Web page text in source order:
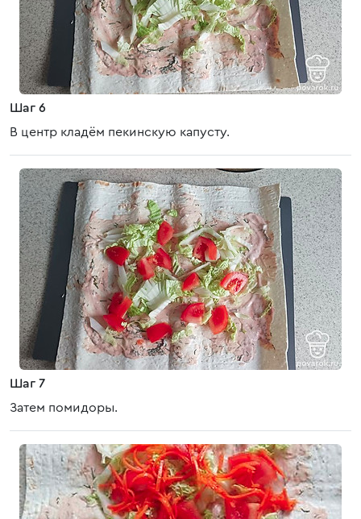
Шаг 6
В центр кладём пекинскую капусту.
Шаг 7
Затем помидоры.